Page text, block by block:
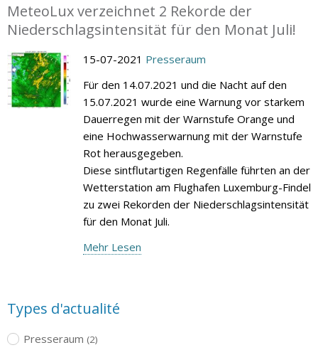
MeteoLux verzeichnet 2 Rekorde der
Niederschlagsintensität für den Monat Juli!
15-07-2021 Presseraum
Für den 14.07.2021 und die Nacht auf den
15.07.2021 wurde eine Warnung vor starkem
Dauerregen mit der Warnstufe Orange und
eine Hochwasserwarnung mit der Warnstufe
Rot herausgegeben.
Diese sintflutartigen Regenfälle führten an der
Wetterstation am Flughafen Luxemburg-Findel
zu zwei Rekorden der Niederschlagsintensität
für den Monat Juli.
Mehr Lesen
Types d'actualité
Presseraum (2)